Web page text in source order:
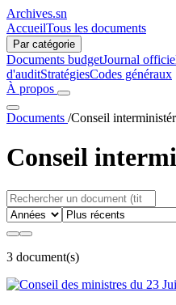
Archives.sn
AccueilTous les documents
Par catégorie
Documents budgetJournal
d'auditStratégiesCodes généraux
À propos
Documents /Conseil
Conseil
3 document(s)